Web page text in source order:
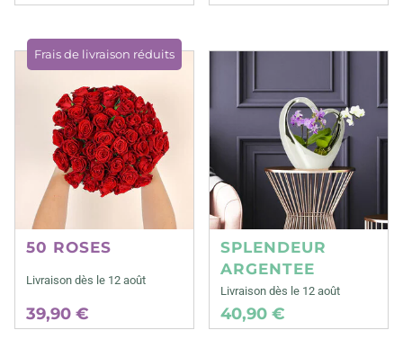
Frais de livraison réduits
50 ROSES
Livraison dès le 12 août
39,90 €
SPLENDEUR
ARGENTEE
Livraison dès le 12 août
40,90 €